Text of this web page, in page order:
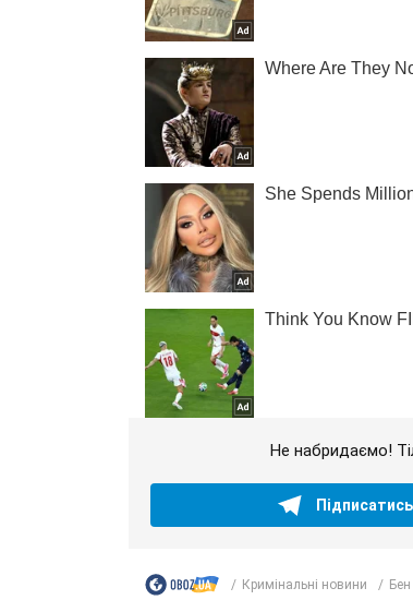
Не набридаємо!
Підписатись
Кримінальні новини Бен